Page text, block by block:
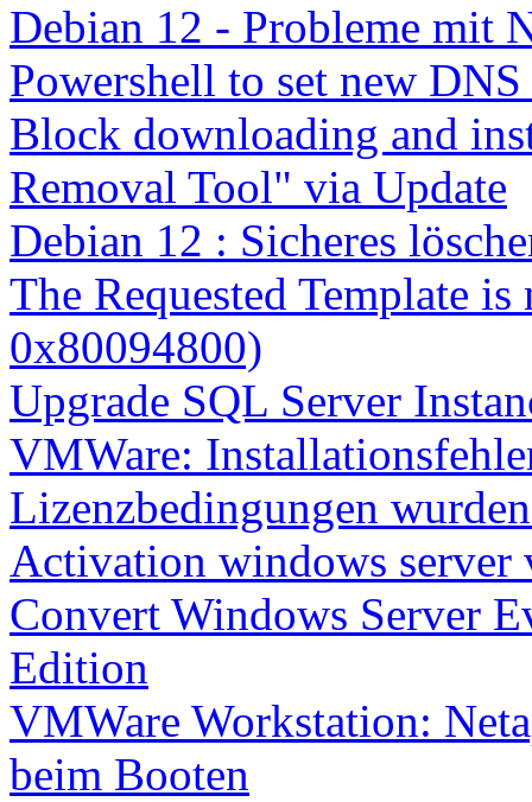
Debian 12 - Probleme mit
Powershell to set new
Block downloading and
Removal Tool" via Update
Debian 12 : Sicheres
The Requested Template
0x80094800)
Upgrade SQL Server
VMWare:
Lizenzbedingungen
Activation windows server
Convert Windows Server
Edition
VMWare Workstation:
beim Booten